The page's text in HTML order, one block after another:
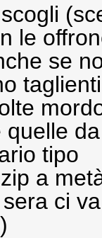
le
se
tipo
a
ci